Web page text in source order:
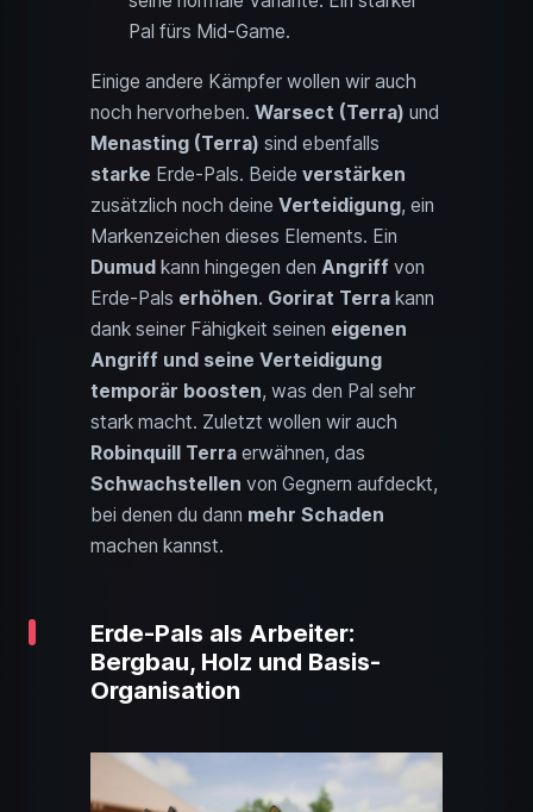
Pal fürs Mid-Game.
Einige andere Kämpfer wollen wir auch
noch hervorheben. Warsect (Terra) und
Menasting (Terra) sind ebenfalls
starke Erde-Pals. Beide verstärken
zusätzlich noch deine Verteidigung, ein
Markenzeichen dieses Elements. Ein
Dumud kann hingegen den Angriff von
Erde-Pals erhöhen. Gorirat Terra kann
dank seiner Fähigkeit seinen eigenen
Angriff und seine Verteidigung
temporär boosten, was den Pal sehr
stark macht. Zuletzt wollen wir auch
Robinquill Terra erwähnen, das
Schwachstellen von Gegnern aufdeckt,
bei denen du dann mehr Schaden
machen kannst.
Erde-Pals als Arbeiter:
Bergbau, Holz und Basis-
Organisation